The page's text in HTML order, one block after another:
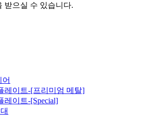
받으실 수 있습니다.
레이트-[프리미엄 메탈]
레이트-[Special]